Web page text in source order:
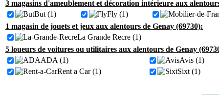
3 magasins d'ameublement et décoration intérieure aux
But (1)
Fly (1)
1 magasin de jouets et jeux aux alentours de Genay (69730):
La Grande Recre (1)
5 loueurs de voitures ou utilitaires aux alentours de Genay
ADA (1)
Avis (1)
Rent a Car (1)
Sixt (1)